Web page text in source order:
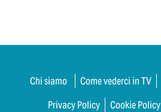
Chi siamo Come vederci in TV
Privacy Policy
Cookie Policy